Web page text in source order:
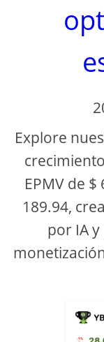
Explore
EPMV de
189.94,
por IA